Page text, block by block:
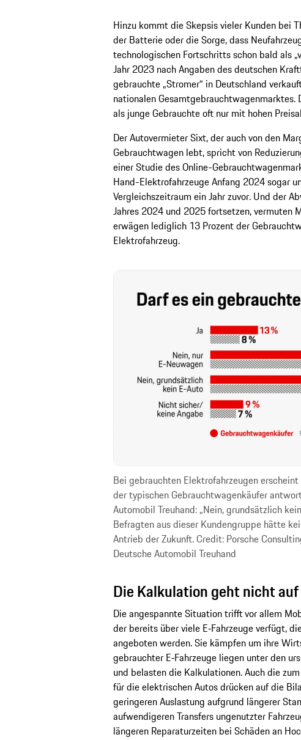
Hinzu kommt die Skepsis vieler Kunden bei
der Batterie oder die Sorge, dass
technologischen Fortschritts schon bald als
Jahr 2023 nach Angaben des deutschen
gebrauchte „Stromer“ in Deutschland
nationalen Gesamtgebrauchtwagenmarktes.
als junge Gebrauchte oft nur mit hohen
Der Autovermieter Sixt, der auch von den
Gebrauchtwagen lebt, spricht von
einer Studie des Online-
Hand-Elektrofahrzeuge Anfang 2024 sogar
Vergleichszeitraum ein Jahr zuvor. Und der
Jahres 2024 und 2025 fortsetzen, vermuten
erwägen lediglich 13 Prozent der
Elektrofahrzeug.
Bei gebrauchten Elektrofahrzeugen
der typischen Gebrauchtwagenkäufer
Automobil Treuhand: „Nein, grundsätzlich
Befragten aus dieser Kundengruppe hätte
Antrieb der Zukunft. Credit: Porsche
Deutsche Automobil Treuhand
Die Kalkulation geht nicht auf
Die angespannte Situation trifft vor allem
der bereits über viele E‑Fahrzeuge verfügt,
angeboten werden. Sie kämpfen um ihre
gebrauchter E‑Fahrzeuge liegen unter den
und belasten die Kalkulationen. Auch die
für die elektrischen Autos drücken auf die
geringeren Auslastung aufgrund längerer
aufwendigeren Transfers ungenutzter
längeren Reparaturzeiten bei Schäden an